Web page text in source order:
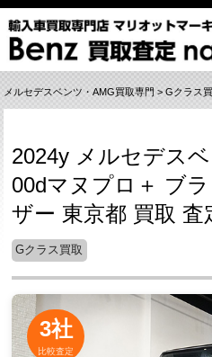
メルセデスベンツ・AMG買取専門 >Gクラス
2024y メルセデス
00dマヌプロ＋ ブ
ザー 東京都 買取 査
Gクラス買取
3社
比較査定